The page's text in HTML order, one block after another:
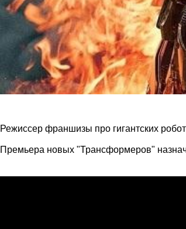
Режиссер франшизы про гигантских
Премьера новых "Трансформеров"